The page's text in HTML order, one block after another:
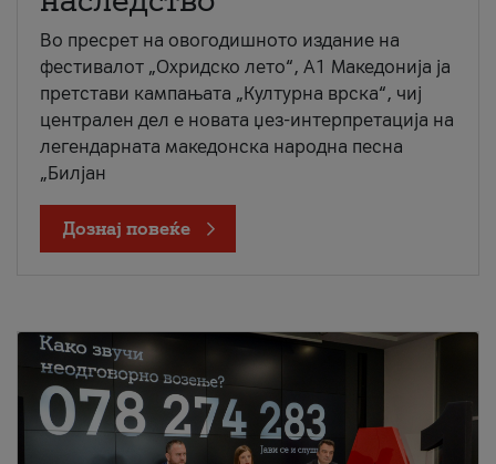
Во пресрет на овогодишното издание на
фестивалот „Охридско лето“, А1 Македонија ја
претстави кампањата „Културна врска“, чиј
централен дел е новата џез-интерпретација на
легендарната македонска народна песна
„Билјан
Дознај повеќе